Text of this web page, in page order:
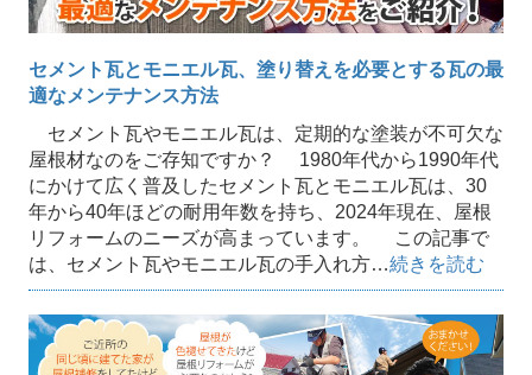
セメント瓦とモニエル瓦、塗り替えを必要とする瓦の最
適なメンテナンス方法
セメント瓦やモニエル瓦は、定期的な塗装が不可欠な
屋根材なのをご存知ですか？ 1980年代から1990年代
にかけて広く普及したセメント瓦とモニエル瓦は、30
年から40年ほどの耐用年数を持ち、2024年現在、屋根
リフォームのニーズが高まっています。 この記事で
は、セメント瓦やモニエル瓦の手入れ方…続きを読む